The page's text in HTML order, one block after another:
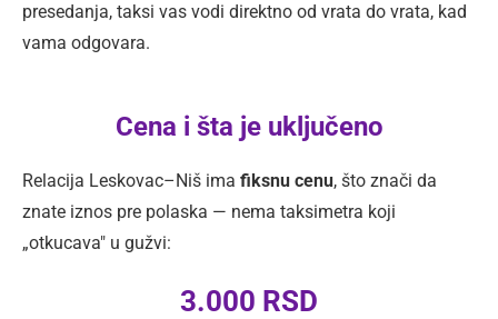
presedanja, taksi vas vodi direktno od vrata do vrata, kad
vama odgovara.
Cena i šta je uključeno
Relacija Leskovac–Niš ima fiksnu cenu, što znači da
znate iznos pre polaska — nema taksimetra koji
„otkucava" u gužvi:
3.000 RSD